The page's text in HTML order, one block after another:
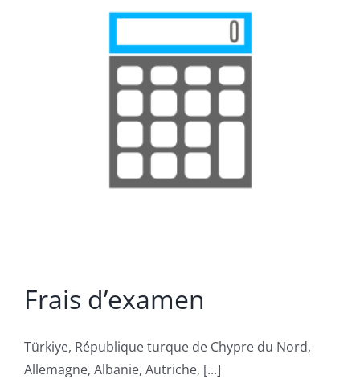
Frais d’examen
Türkiye, République turque de Chypre du Nord,
Allemagne, Albanie, Autriche, [...]